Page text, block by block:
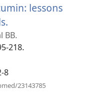
lessons
หน้าต่าง
ใหม่)
BB.
218.
8
23143785